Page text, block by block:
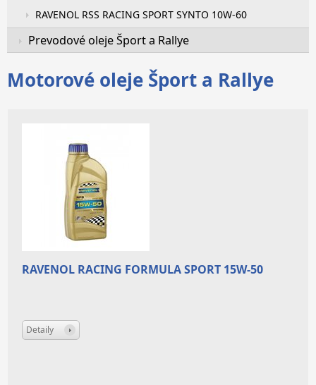
RAVENOL RSS RACING SPORT SYNTO 10W-60
Prevodové oleje Šport a Rallye
Motorové oleje Šport a Rallye
RAVENOL RACING FORMULA SPORT 15W-50
Detaily